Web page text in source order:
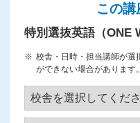
この講
特別選抜英語（ONE
校舎・日時・担当講師が選
ができない場合があります。